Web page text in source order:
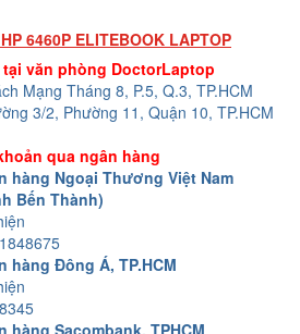
6460P ELITEBOOK LAPTOP
văn phòng DoctorLaptop
Mạng Tháng 8, P.5, Q.3, TP.HCM
3/2, Phường 11, Quận 10, TP.HCM
qua ngân hàng
hàng Ngoại Thương Việt Nam
Bến Thành)
hàng Đông Á, TP.HCM